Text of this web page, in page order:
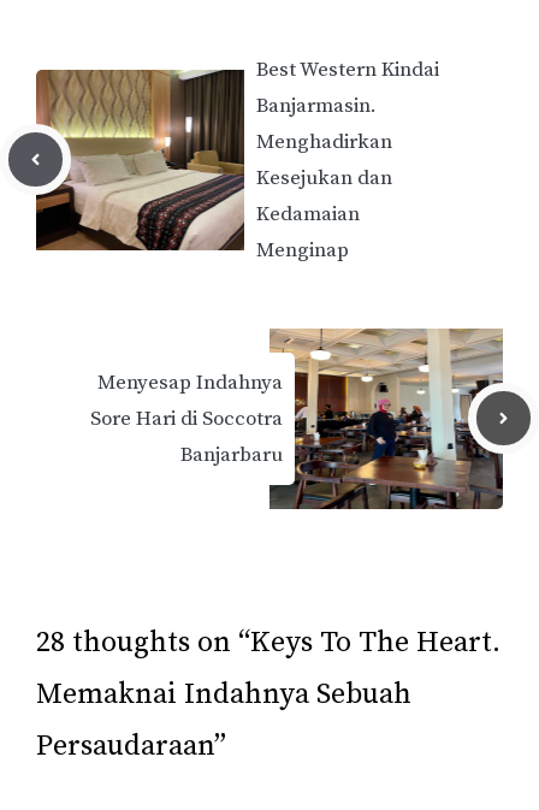
Best Western Kindai
Banjarmasin.
Menghadirkan
Kesejukan dan
Kedamaian
Menginap
Menyesap Indahnya
Sore Hari di Soccotra
Banjarbaru
28 thoughts on “Keys To The Heart.
Memaknai Indahnya Sebuah
Persaudaraan”